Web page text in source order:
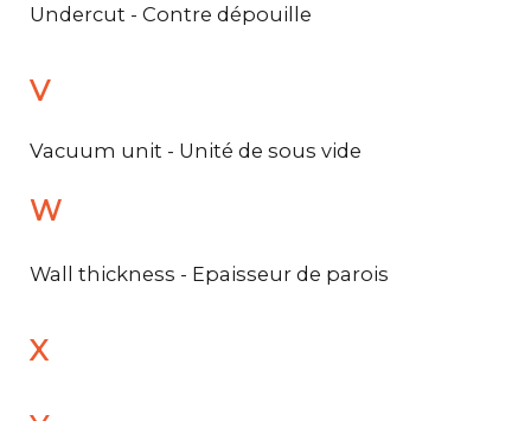
Undercut - Contre dépouille
V
Vacuum unit - Unité de sous vide
W
Wall thickness - Epaisseur de parois
X